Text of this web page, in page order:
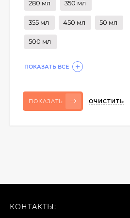
280 мл 350 мл
355 мл 450 мл 50 мл
500 мл
ПОКАЗАТЬ ВСЕ
ПОКАЗАТЬ ОЧИСТИТЬ
КОНТАКТЫ: